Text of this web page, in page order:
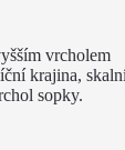
vrcholem
krajina,
sopky.